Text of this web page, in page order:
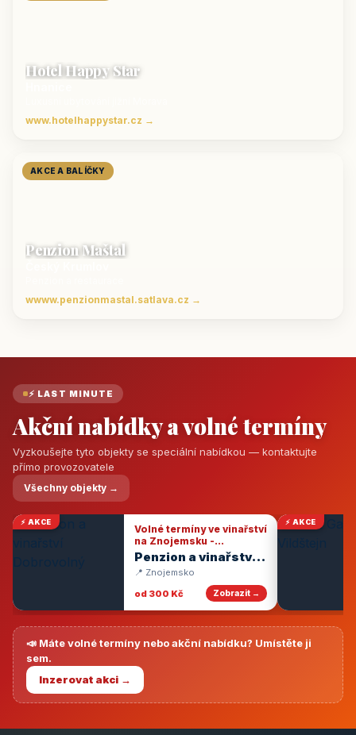
Hotel Happy Star
www.hotelhappystar.cz →
AKCE A BALÍČKY
Penzion Maštal
wwww.penzionmastal.satlava.cz →
⚡ LAST MINUTE
Akční nabídky a volné termíny
Vyzkoušejte tyto objekty se speciální nabídkou — kontaktujte
přímo provozovatele
Všechny objekty →
⚡ AKCE
Volné termíny ve vinařství
na Znojemsku -
degustace vín
Penzion a vinařství
Dobrovolný
📍 Znojemsko
od 300 Kč
Zobrazit →
⚡ AKCE
📣 Máte volné termíny nebo akční nabídku? Umístěte ji
sem.
Inzerovat akci →